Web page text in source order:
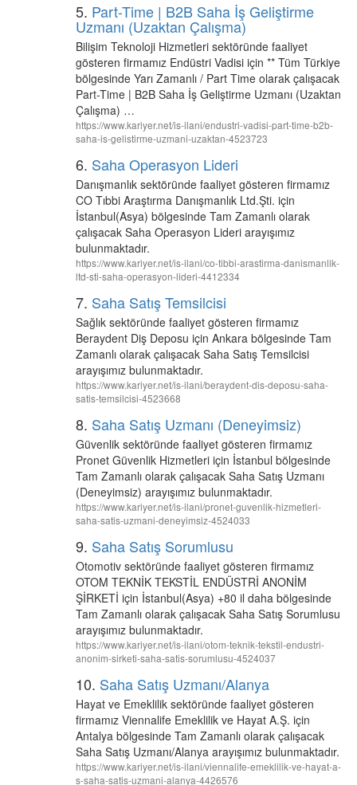
5. Part-Time | B2B Saha İş Geliştirme
Uzmanı (Uzaktan Çalışma)
Bilişim Teknoloji Hizmetleri sektöründe faaliyet
gösteren firmamız Endüstri Vadisi için ** Tüm Türkiye
bölgesinde Yarı Zamanlı / Part Time olarak çalışacak
Part-Time | B2B Saha İş Geliştirme Uzmanı (Uzaktan
Çalışma) …
https://www.kariyer.net/is-ilani/endustri-vadisi-part-time-b2b-
saha-is-gelistirme-uzmani-uzaktan-4523723
6. Saha Operasyon Lideri
Danışmanlık sektöründe faaliyet gösteren firmamız
CO Tıbbi Araştırma Danışmanlık Ltd.Şti. için
İstanbul(Asya) bölgesinde Tam Zamanlı olarak
çalışacak Saha Operasyon Lideri arayışımız
bulunmaktadır.
https://www.kariyer.net/is-ilani/co-tibbi-arastirma-danismanlik-
ltd-sti-saha-operasyon-lideri-4412334
7. Saha Satış Temsilcisi
Sağlık sektöründe faaliyet gösteren firmamız
Beraydent Diş Deposu için Ankara bölgesinde Tam
Zamanlı olarak çalışacak Saha Satış Temsilcisi
arayışımız bulunmaktadır.
https://www.kariyer.net/is-ilani/beraydent-dis-deposu-saha-
satis-temsilcisi-4523668
8. Saha Satış Uzmanı (Deneyimsiz)
Güvenlik sektöründe faaliyet gösteren firmamız
Pronet Güvenlik Hizmetleri için İstanbul bölgesinde
Tam Zamanlı olarak çalışacak Saha Satış Uzmanı
(Deneyimsiz) arayışımız bulunmaktadır.
https://www.kariyer.net/is-ilani/pronet-guvenlik-hizmetleri-
saha-satis-uzmani-deneyimsiz-4524033
9. Saha Satış Sorumlusu
Otomotiv sektöründe faaliyet gösteren firmamız
OTOM TEKNİK TEKSTİL ENDÜSTRİ ANONİM
ŞİRKETİ için İstanbul(Asya) +80 il daha bölgesinde
Tam Zamanlı olarak çalışacak Saha Satış Sorumlusu
arayışımız bulunmaktadır.
https://www.kariyer.net/is-ilani/otom-teknik-tekstil-endustri-
anonim-sirketi-saha-satis-sorumlusu-4524037
10. Saha Satış Uzmanı/Alanya
Hayat ve Emeklilik sektöründe faaliyet gösteren
firmamız Viennalife Emeklilik ve Hayat A.Ş. için
Antalya bölgesinde Tam Zamanlı olarak çalışacak
Saha Satış Uzmanı/Alanya arayışımız bulunmaktadır.
https://www.kariyer.net/is-ilani/viennalife-emeklilik-ve-hayat-a-
s-saha-satis-uzmani-alanya-4426576